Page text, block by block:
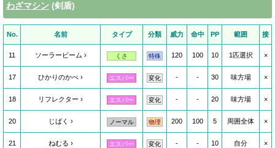
わざマシン (剣盾)
No. 名前 タイプ 分類 威力 命中 PP 範囲 接
11 ソーラービーム くさ 特殊 120 100 10 1匹選択 ×
17 ひかりのかべ エスパー 変化 - - 30 味方場 ×
18 リフレクター エスパー 変化 - - 20 味方場 ×
20 じばく ノーマル 物理 200 100 5 周囲全体 ×
21 ねむる エスパー 変化 - - 10 自分 ×